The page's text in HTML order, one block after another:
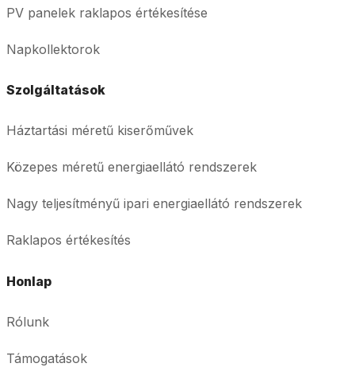
PV panelek raklapos értékesítése
Napkollektorok
Szolgáltatások
Háztartási méretű kiserőművek
Közepes méretű energiaellátó rendszerek
Nagy teljesítményű ipari energiaellátó rendszerek
Raklapos értékesítés
Honlap
Rólunk
Támogatások